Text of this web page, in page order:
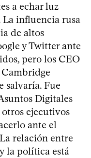
a echar luz
influencia rusa
de altos
y Twitter ante
pero los CEO
Cambridge
salvaría. Fue
Digitales
ejecutivos
ante el
relación entre
la política está